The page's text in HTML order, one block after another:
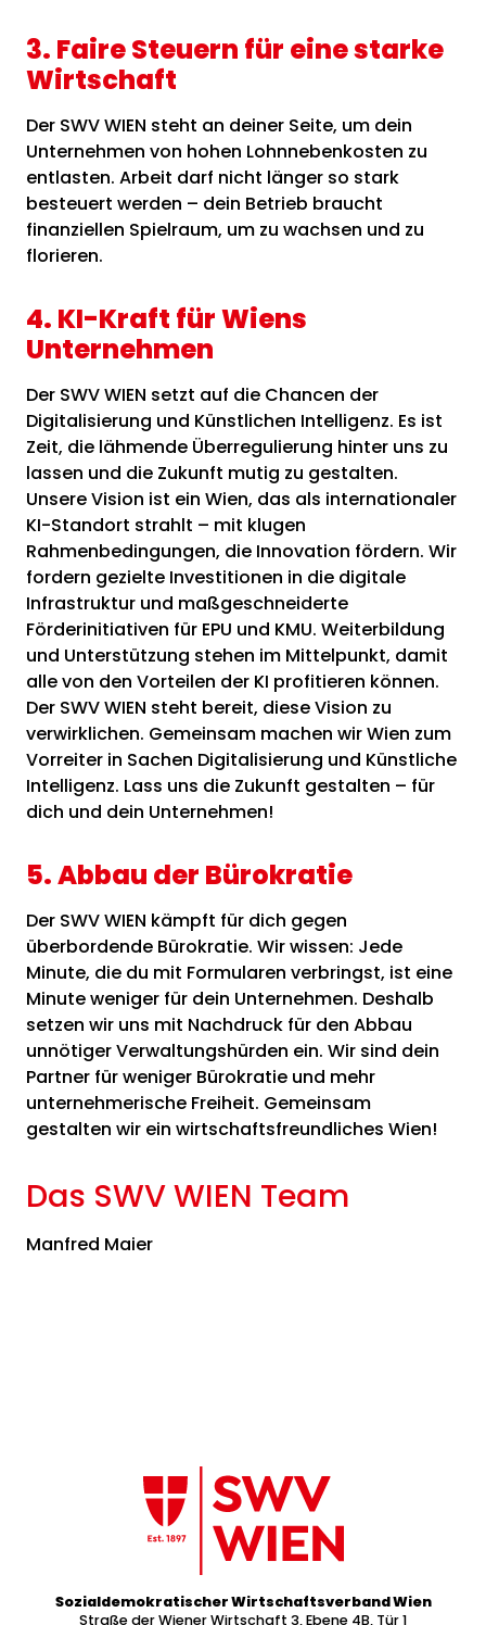
3. Faire Steuern für eine starke
Wirtschaft
Der SWV WIEN steht an deiner Seite, um dein
Unternehmen von hohen Lohnnebenkosten zu
entlasten. Arbeit darf nicht länger so stark
besteuert werden – dein Betrieb braucht
finanziellen Spielraum, um zu wachsen und zu
florieren.
4. KI-Kraft für Wiens
Unternehmen
Der SWV WIEN setzt auf die Chancen der
Digitalisierung und Künstlichen Intelligenz. Es ist
Zeit, die lähmende Überregulierung hinter uns zu
lassen und die Zukunft mutig zu gestalten.
Unsere Vision ist ein Wien, das als internationaler
KI-Standort strahlt – mit klugen
Rahmenbedingungen, die Innovation fördern. Wir
fordern gezielte Investitionen in die digitale
Infrastruktur und maßgeschneiderte
Förderinitiativen für EPU und KMU. Weiterbildung
und Unterstützung stehen im Mittelpunkt, damit
alle von den Vorteilen der KI profitieren können.
Der SWV WIEN steht bereit, diese Vision zu
verwirklichen. Gemeinsam machen wir Wien zum
Vorreiter in Sachen Digitalisierung und Künstliche
Intelligenz. Lass uns die Zukunft gestalten – für
dich und dein Unternehmen!
5. Abbau der Bürokratie
Der SWV WIEN kämpft für dich gegen
überbordende Bürokratie. Wir wissen: Jede
Minute, die du mit Formularen verbringst, ist eine
Minute weniger für dein Unternehmen. Deshalb
setzen wir uns mit Nachdruck für den Abbau
unnötiger Verwaltungshürden ein. Wir sind dein
Partner für weniger Bürokratie und mehr
unternehmerische Freiheit. Gemeinsam
gestalten wir ein wirtschaftsfreundliches Wien!
Das SWV WIEN Team
Manfred Maier
Sozialdemokratischer Wirtschaftsverband Wien
Straße der Wiener Wirtschaft 3, Ebene 4B, Tür 1